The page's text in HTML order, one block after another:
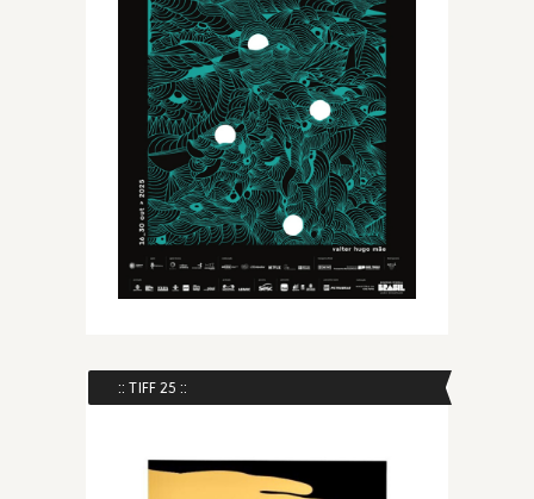
:: TIFF 25 ::